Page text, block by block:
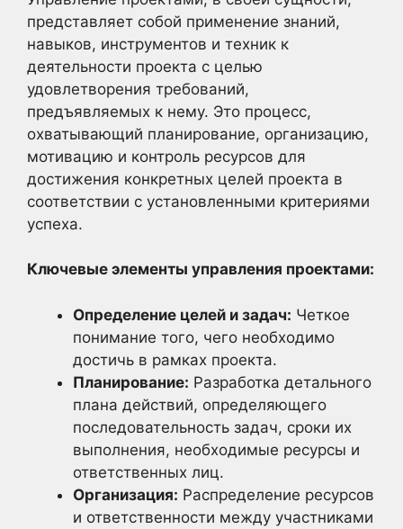
представляет собой применение знаний,
навыков, инструментов и техник к
деятельности проекта с целью
удовлетворения требований,
предъявляемых к нему. Это процесс,
охватывающий планирование, организацию,
мотивацию и контроль ресурсов для
достижения конкретных целей проекта в
соответствии с установленными критериями
успеха.
Ключевые элементы управления проектами:
Определение целей и задач: Четкое
понимание того, чего необходимо
достичь в рамках проекта.
Планирование: Разработка детального
плана действий, определяющего
последовательность задач, сроки их
выполнения, необходимые ресурсы и
ответственных лиц.
Организация: Распределение ресурсов
и ответственности между участниками